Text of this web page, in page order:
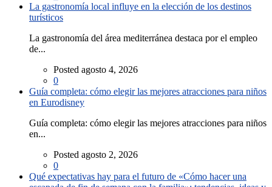
La gastronomía local influye en la elección de los destinos
turísticos
La gastronomía del área mediterránea destaca por el empleo
de...
Posted agosto 4, 2026
0
Guía completa: cómo elegir las mejores atracciones para niños
en Eurodisney
Guía completa: cómo elegir las mejores atracciones para niños
en...
Posted agosto 2, 2026
0
Qué expectativas hay para el futuro de «Cómo hacer una